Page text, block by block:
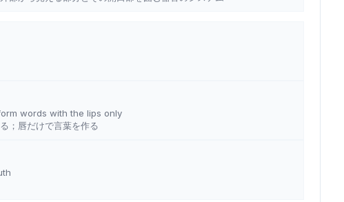
words with the lips only
；唇だけで言葉を作る